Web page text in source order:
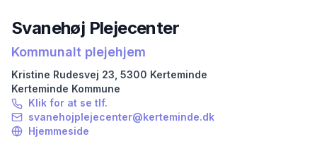
Svanehøj Plejecenter
Kommunalt plejehjem
Kristine Rudesvej 23 5300 Kerteminde
Kerteminde Kommune
Klik for at se tlf.
svanehojplejecenter@kerteminde.dk
Hjemmeside